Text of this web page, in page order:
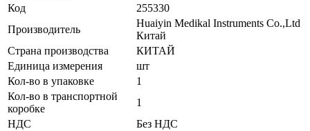
Код
255330
Производитель
Huaiyin Medikal Instruments Co.,Ltd
Китай
Страна производства
КИТАЙ
Единица измерения
шт
Кол-во в упаковке
1
Кол-во в транспортной
коробке
1
НДС
Без НДС